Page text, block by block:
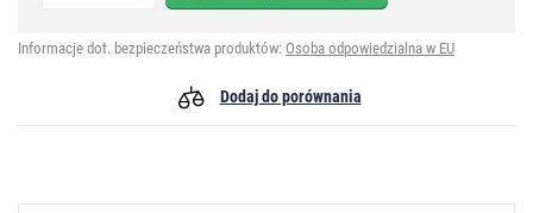
Informacje dot. bezpieczeństwa produktów: Osoba odpowiedzialna w EU
Dodaj do porównania